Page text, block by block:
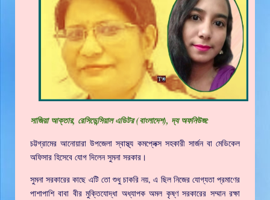
সাজিয়া আক্তার, রেসিডেন্সিয়াল এডিটর (বাংলাদেশ), দ্য অফনিউজ:
চট্টগ্রামের আনোয়ারা উপজেলা স্বাস্থ্য কমপ্লেক্স সহকারী সার্জন বা মেডিকেল
অফিসার হিসেবে যোগ দিলেন সুমনা সরকার।
সুমনা সরকারের কাছে এটি তো শুধু চাকরি নয়, এ ছিল নিজের যোগ্যতা প্রমাণের
পাশাপাশি বাবা বীর মুক্তিযোদ্ধা অধ্যাপক অমল কৃষ্ণ সরকারের সম্মান রক্ষা